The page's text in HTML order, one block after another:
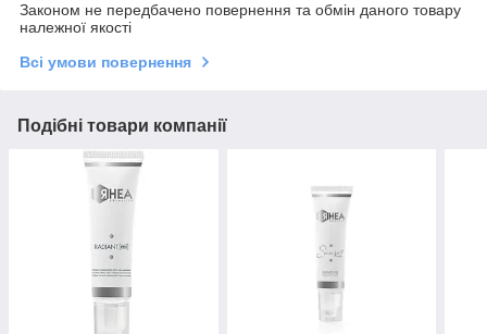
Законом не передбачено повернення та обмін даного товару
належної якості
Всі умови повернення
Подібні товари компанії